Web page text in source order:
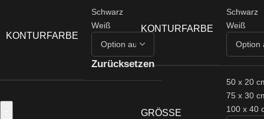
KONTURFARBE
Schwarz
Weiß
Zurücksetzen
KONTURFARBE
Schwarz
Weiß
GRÖSSE
50 x 20
75 x 30
100 x 40